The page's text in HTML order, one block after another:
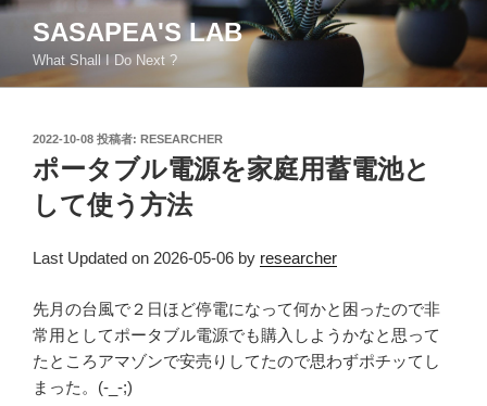
コ
ン
SASAPEA'S LAB
What Shall I Do Next ?
投
日:
2022-10-08 投稿者: RESEARCHER
ポータブル電源を家庭用蓄電池と
して使う方法
Last Updated on 2026-05-06 by researcher
先月の台風で２日ほど停電になって何かと困ったので非
常用としてポータブル電源でも購入しようかなと思って
たところアマゾンで安売りしてたので思わずポチッてし
まった。(-_-;)